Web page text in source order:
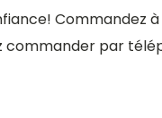
Commandez
commander par